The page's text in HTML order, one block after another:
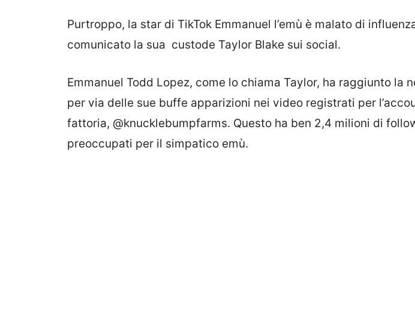
Purtroppo, la star di TikTok Emmanuel l’emù è malato di
comunicato la sua custode Taylor Blake sui social.
Emmanuel Todd Lopez, come lo chiama Taylor, ha raggiunto la
per via delle sue buffe apparizioni nei video registrati per
fattoria, @knucklebumpfarms. Questo ha ben 2,4 milioni di
preoccupati per il simpatico emù.